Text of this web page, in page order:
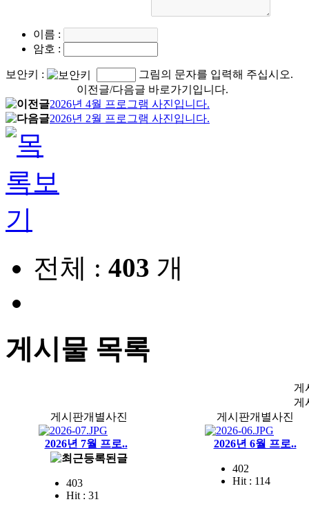
이름 :
암호 :
보안키 :
그림의 문자를 입력해 주십시오.
이전글/다음글 바로가기입니다.
2026년 4월 프로그램 사진입니다.
2026년 2월 프로그램 사진입니다.
전체 : 403 개
게시물 목록
게
게
게시판개별사진
2026년 7월 프로..
403
Hit : 31
게시판개별사진
2026년 6월 프로..
402
Hit : 114